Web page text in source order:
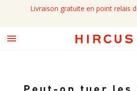
Livraison gratuite en point relais